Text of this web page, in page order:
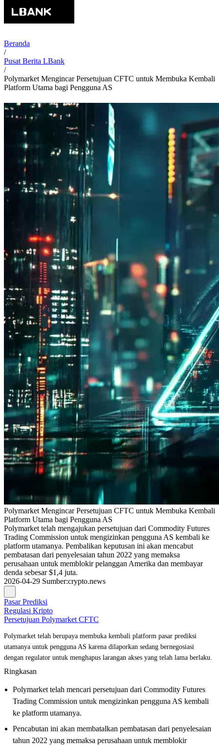
Beranda
/
Pusat Berita LBank
/
Polymarket Mengincar Persetujuan CFTC untuk Membuka Kembali
Platform Utama bagi Pengguna AS
Polymarket Mengincar Persetujuan CFTC untuk Membuka Kembali
Platform Utama bagi Pengguna AS
Polymarket telah mengajukan persetujuan dari Commodity Futures
Trading Commission untuk mengizinkan pengguna AS kembali ke
platform utamanya. Pembalikan keputusan ini akan mencabut
pembatasan dari penyelesaian tahun 2022 yang memaksa
perusahaan untuk memblokir pelanggan Amerika dan membayar
denda sebesar $1,4 juta.
2026-04-29 Sumber:crypto.news
Pasar Prediksi
Regulasi Kripto
Persetujuan Polymarket CFTC
Polymarket telah berupaya membuka kembali platform pasar prediksi
utamanya untuk pengguna AS karena dilaporkan sedang bernegosiasi
dengan regulator untuk menghapus larangan akses yang telah lama berlaku.
Ringkasan
Polymarket telah mencari persetujuan dari Commodity Futures
Trading Commission untuk mengizinkan pengguna AS kembali
ke platform utamanya.
Pencabutan ini akan membatalkan pembatasan dari penyelesaian
tahun 2022 yang memaksa perusahaan untuk memblokir